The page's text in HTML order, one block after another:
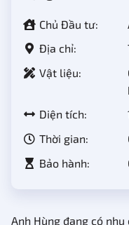
Chủ Đầu tư:
Địa chỉ:
Vật liệu:
Diện tích:
Thời gian:
Bảo hành:
Anh Hùng đang có